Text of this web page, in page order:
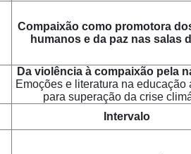
Compaixão como promotora
humanos e da paz nas salas
Da violência à compaixão pela
Emoções e literatura na educação
para superação da crise
Intervalo